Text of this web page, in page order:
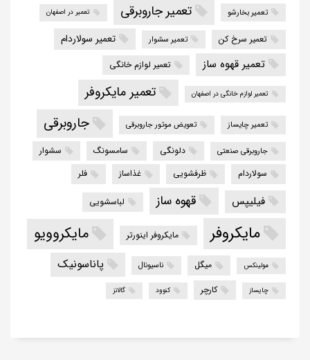
تعمیر بخارشو تعمیر جاروبرقی تعمیر در اصفهان
تعمیر سرخ کن تعمیر سشوار تعمیر سولاردام
تعمیر قهوه ساز تعمیر لوازم خانگی
تعمیر لوازم خانگی در اصفهان تعمیر مایکروفر
تعمیر چایساز تعویض موتور جاروبرقی جاروبرقی
جاروبرقی صنعتی دلونگی سامسونگ
سشوار
سولاردام
ظرفشویی غذاساز فلر
فیلیپس قهوه ساز لباسشویی
مایکروفر مایکروفر اینورتر مایکروویو
مولینکس میگل ناسیونال پاناسونیک
چایساز کارچر کنوود گالانز